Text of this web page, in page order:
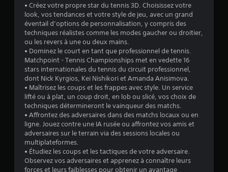
• Créez votre propre star du tennis 3D. Choisissez votre
look, vos tendances et votre style de jeu, avec un grand
éventail d’options de personnalisation, y compris des
techniques réalistes comme les modes gaucher ou droitier,
ou les revers à une ou deux mains.
• Dominez le court en tant que professionnel de tennis.
Matchpoint - Tennis Championships met en vedette 16
stars internationales du tennis du circuit professionnel,
dont Nick Kyrgios, Kei Nishikori et Amanda Anisimova.
• Maîtrisez les coups et les frappes avec style. Un service
lifté ou à plat, un coup droit, en lob ou slicé, vos choix de
techniques détermineront le vainqueur des matchs.
• Affrontez des adversaires dans des matchs locaux ou en
ligne. Jouez contre une IA rusée ou affrontez vos amis et
adversaires sur le terrain via des sessions locales ou
multiplateformes.
• Étudiez les coups et les tactiques de votre adversaire.
Observez vos adversaires et apprenez à connaître leurs
forces et leurs faiblesses pour obtenir un avantage